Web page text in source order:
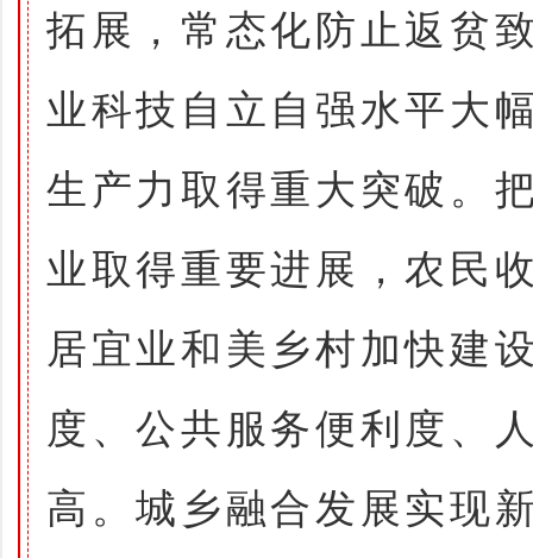
拓展，常态化防止返贫
业科技自立自强水平大
生产力取得重大突破。
业取得重要进展，农民
居宜业和美乡村加快建
度、公共服务便利度、
高。城乡融合发展实现